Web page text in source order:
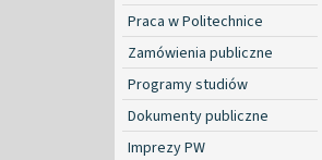
Praca w Politechnice
Zamówienia publiczne
Programy studiów
Dokumenty publiczne
Imprezy PW